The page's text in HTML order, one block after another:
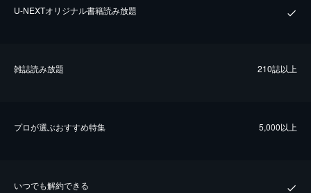
U-NEXTオリジナル書籍読み放題
雑誌読み放題 210誌以上
プロが選ぶおすすめ特集 5,000以上
いつでも解約できる